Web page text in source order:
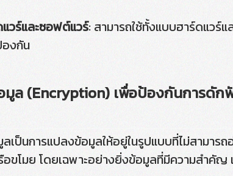
วร์และซอฟต์แวร์: สามารถใช้ทั้งแบบฮาร์ดแวร์
งกัน
มูล (Encryption) เพื่อป้องกันการดัก
ลเป็นการแปลงข้อมูลให้อยู่ในรูปแบบที่ไม่สามา
ขโมย โดยเฉพาะอย่างยิ่งข้อมูลที่มีความสำคัญ